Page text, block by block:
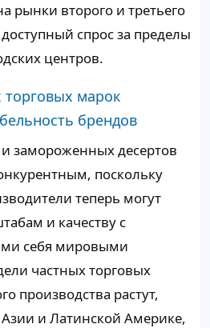
рынки второго и третьего
спрос за пределы
центров.
марок
брендов
замороженных десертов
поскольку
теперь могут
и качеству с
себя мировыми
частных торговых
производства растут,
и Латинской Америке,